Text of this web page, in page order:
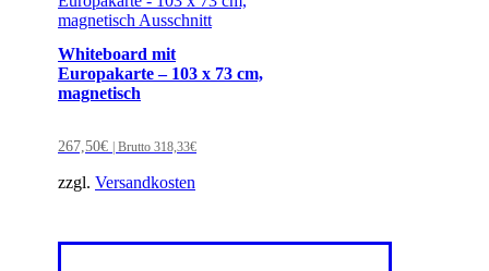
Whiteboard mit
Europakarte – 103 x 73 cm,
magnetisch
267,50€ | Brutto 318,33€
zzgl. Versandkosten